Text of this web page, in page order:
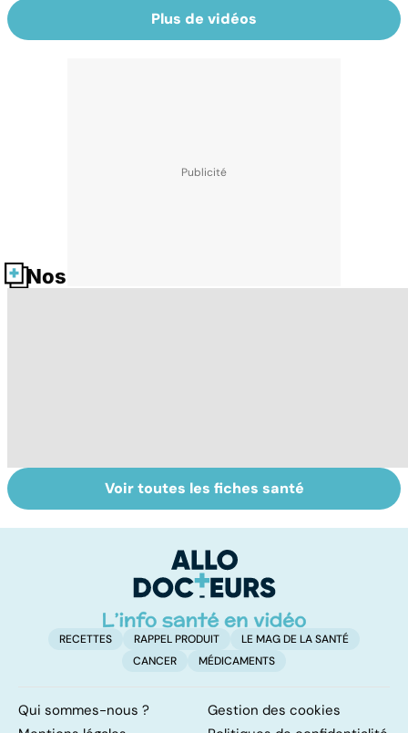
Plus de vidéos
Nos fiches santé
Femmes :
comment
Plaisir féminin : le
clitoris, cet
Voir toutes les fiches santé
RECETTES RAPPEL PRODUIT
LE MAG DE LA SANTÉ
CANCER
MÉDICAMENTS
Qui sommes-nous ?
Gestion des cookies